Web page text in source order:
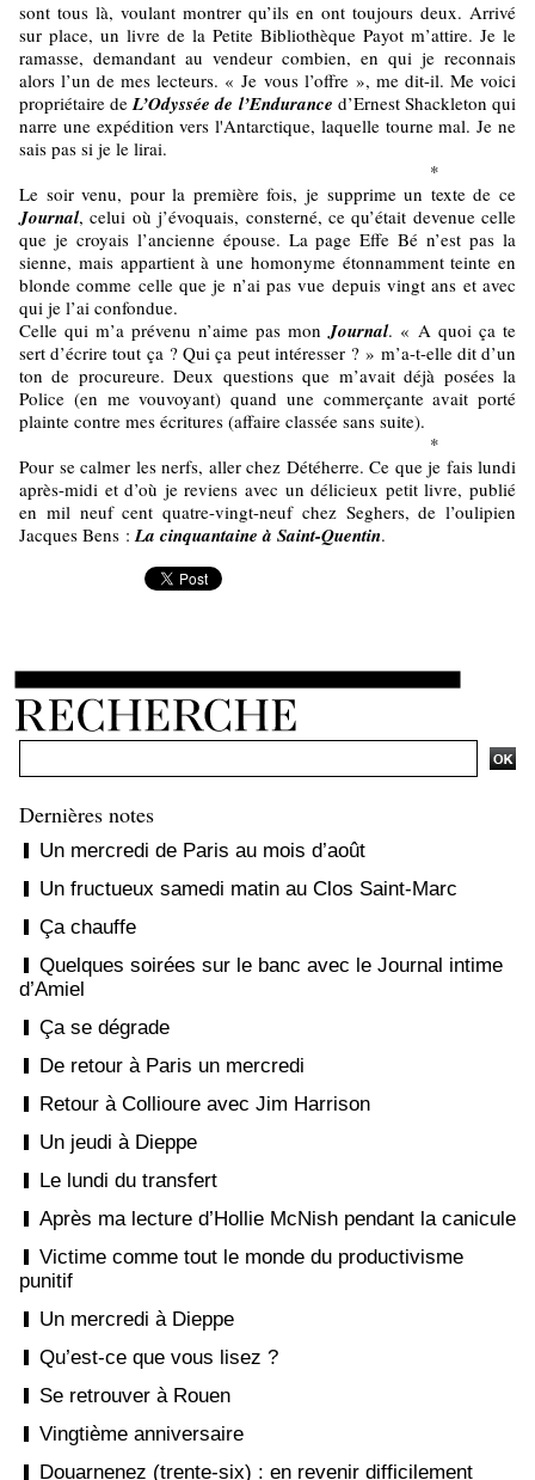
Dernières notes
Un mercredi de Paris au mois d’août
Un fructueux samedi matin au Clos Saint-Marc
Ça chauffe
Quelques soirées sur le banc avec le Journal intime
d’Amiel
Ça se dégrade
De retour à Paris un mercredi
Retour à Collioure avec Jim Harrison
Un jeudi à Dieppe
Le lundi du transfert
Après ma lecture d’Hollie McNish pendant la canicule
Victime comme tout le monde du productivisme
punitif
Un mercredi à Dieppe
Qu’est-ce que vous lisez ?
Se retrouver à Rouen
Vingtième anniversaire
Douarnenez (trente-six) : en revenir difficilement
sont tous là, voulant montrer qu’ils en ont toujours deux. Arrivé
sur place, un livre de la Petite Bibliothèque Payot m’attire. Je le
ramasse, demandant au vendeur combien, en qui je reconnais
alors l’un de mes lecteurs. « Je vous l’offre », me dit-il. Me voici
propriétaire deL’Odyssée de l’Endurance d’Ernest Shackleton qui
narre une expédition vers l'Antarctique, laquelle tourne mal. Je ne
sais pas si je le lirai.
*
Le soir venu, pour la première fois, je supprime un texte de ce
Journal, celui où j’évoquais, consterné, ce qu’était devenue celle
que je croyais l’ancienne épouse. La page Effe Bé n’est pas la
sienne, mais appartient à une homonyme étonnamment teinte en
blonde comme celle que je n’ai pas vue depuis vingt ans et avec
qui je l’ai confondue.
Celle qui m’a prévenu n’aime pas monJournal. « A quoi ça te
sert d’écrire tout ça ? Qui ça peut intéresser ? » m’a-t-elle dit d’un
ton de procureure. Deux questions que m’avait déjà posées la
Police (en me vouvoyant) quand une commerçante avait porté
plainte contre mes écritures (affaire classée sans suite).
*
Pour se calmer les nerfs, aller chez Détéherre. Ce que je fais lundi
après-midi et d’où je reviens avec un délicieux petit livre, publié
en mil neuf cent quatre-vingt-neuf chez Seghers, de l’oulipien
Jacques Bens :La cinquantaine à Saint-Quentin.